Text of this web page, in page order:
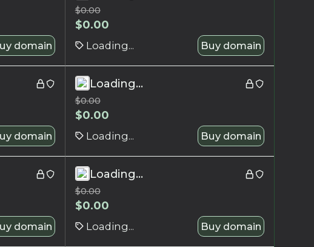
domain
$0.00
$0.00
Loading... Buy domain
domain
Loading...
$0.00
$0.00
Loading... Buy domain
domain
Loading...
$0.00
$0.00
Loading... Buy domain